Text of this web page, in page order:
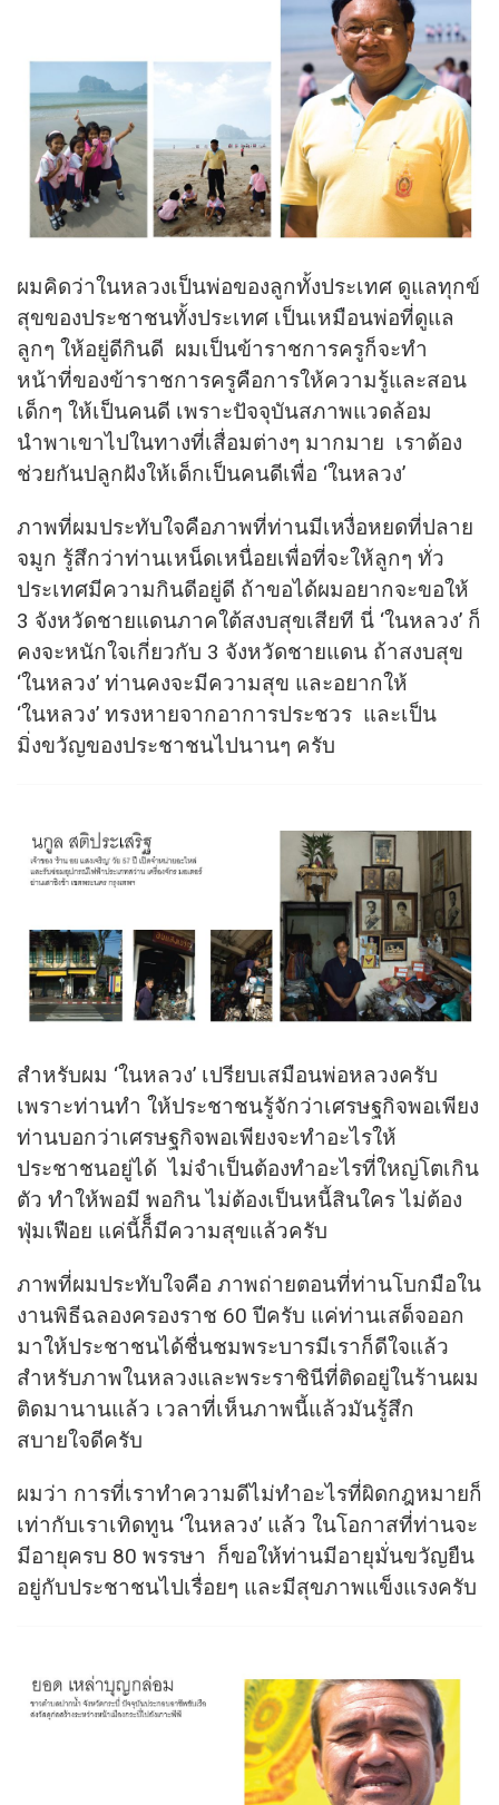
ผมคิดว่าในหลวงเป็นพ่อของลูกทั้งประเทศ ดูแลทุกข์
สุขของประชาชนทั้งประเทศ เป็นเหมือนพ่อที่ดูแล
ลูกๆ ให้อยู่ดีกินดี ผมเป็นข้าราชการครูก็จะทำ
หน้าที่ของข้าราชการครูคือการให้ความรู้และสอน
เด็กๆ ให้เป็นคนดี เพราะปัจจุบันสภาพแวดล้อม
นำพาเขาไปในทางที่เสื่อมต่างๆ มากมาย เราต้อง
ช่วยกันปลูกฝังให้เด็กเป็นคนดีเพื่อ ‘ในหลวง’
ภาพที่ผมประทับใจคือภาพที่ท่านมีเหงื่อหยดที่ปลาย
จมูก รู้สึกว่าท่านเหน็ดเหนื่อยเพื่อที่จะให้ลูกๆ ทั่ว
ประเทศมีความกินดีอยู่ดี ถ้าขอได้ผมอยากจะขอให้
3 จังหวัดชายแดนภาคใต้สงบสุขเสียที นี่ ‘ในหลวง’ ก็
คงจะหนักใจเกี่ยวกับ 3 จังหวัดชายแดน ถ้าสงบสุข
‘ในหลวง’ ท่านคงจะมีความสุข และอยากให้
‘ในหลวง’ ทรงหายจากอาการประชวร และเป็น
มิ่งขวัญของประชาชนไปนานๆ ครับ
สำหรับผม ‘ในหลวง’ เปรียบเสมือนพ่อหลวงครับ
เพราะท่านทำ ให้ประชาชนรู้จักว่าเศรษฐกิจพอเพียง
ท่านบอกว่าเศรษฐกิจพอเพียงจะทำอะไรให้
ประชาชนอยู่ได้ ไม่จำเป็นต้องทำอะไรที่ใหญ่โตเกิน
ตัว ทำให้พอมี พอกิน ไม่ต้องเป็นหนี้สินใคร ไม่ต้อง
ฟุ่มเฟือย แค่นี้ก็็มีความสุขแล้วครับ
ภาพที่ผมประทับใจคือ ภาพถ่ายตอนที่ท่านโบกมือใน
งานพิธีฉลองครองราช 60 ปีครับ แค่ท่านเสด็จออก
มาให้ประชาชนได้ชื่นชมพระบารมีเราก็ดีใจแล้ว
สำหรับภาพในหลวงและพระราชินีที่ติดอยู่ในร้านผม
ติดมานานแล้ว เวลาที่เห็นภาพนี้แล้วมันรู้สึก
สบายใจดีครับ
ผมว่า การที่เราทำความดีไม่ทำอะไรที่ผิดกฎหมายก็
เท่ากับเราเทิดทูน ‘ในหลวง’ แล้ว ในโอกาสที่ท่านจะ
มีอายุครบ 80 พรรษา ก็ขอให้ท่านมีอายุมั่นขวัญยืน
อยู่กับประชาชนไปเรื่อยๆ และมีสุขภาพแข็งแรงครับ